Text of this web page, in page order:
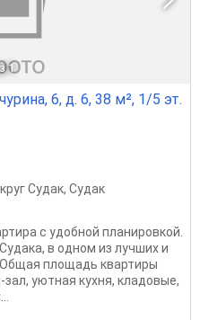
1
6, д. 6, 38 м², 1/5 эт.
Судак, Судак
с удобной планировкой.
в одном из лучших и
площадь квартиры
уютная кухня, кладовые,